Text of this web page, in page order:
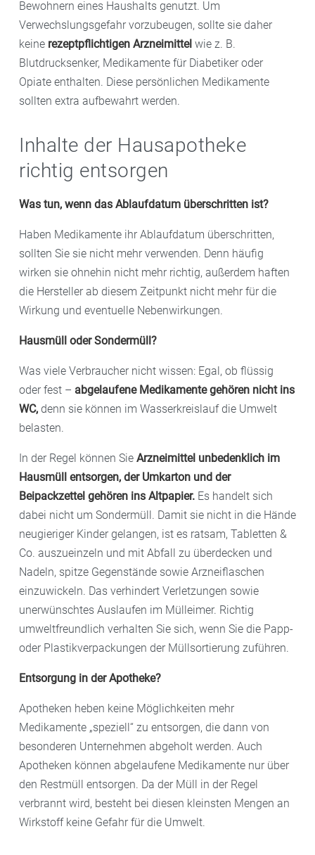
Bewohnern eines Haushalts genutzt. Um
Verwechslungsgefahr vorzubeugen, sollte sie daher
keine rezeptpflichtigen Arzneimittel wie z. B.
Blutdrucksenker, Medikamente für Diabetiker oder
Opiate enthalten. Diese persönlichen Medikamente
sollten extra aufbewahrt werden.
Inhalte der Hausapotheke
richtig entsorgen
Was tun, wenn das Ablaufdatum überschritten ist?
Haben Medikamente ihr Ablaufdatum überschritten,
sollten Sie sie nicht mehr verwenden. Denn häufig
wirken sie ohnehin nicht mehr richtig, außerdem haften
die Hersteller ab diesem Zeitpunkt nicht mehr für die
Wirkung und eventuelle Nebenwirkungen.
Hausmüll oder Sondermüll?
Was viele Verbraucher nicht wissen: Egal, ob flüssig
oder fest – abgelaufene Medikamente gehören nicht ins
WC, denn sie können im Wasserkreislauf die Umwelt
belasten.
In der Regel können Sie Arzneimittel unbedenklich im
Hausmüll entsorgen, der Umkarton und der
Beipackzettel gehören ins Altpapier. Es handelt sich
dabei nicht um Sondermüll. Damit sie nicht in die Hände
neugieriger Kinder gelangen, ist es ratsam, Tabletten &
Co. auszueinzeln und mit Abfall zu überdecken und
Nadeln, spitze Gegenstände sowie Arzneiflaschen
einzuwickeln. Das verhindert Verletzungen sowie
unerwünschtes Auslaufen im Mülleimer. Richtig
umweltfreundlich verhalten Sie sich, wenn Sie die Papp-
oder Plastikverpackungen der Müllsortierung zuführen.
Entsorgung in der Apotheke?
Apotheken heben keine Möglichkeiten mehr
Medikamente „speziell“ zu entsorgen, die dann von
besonderen Unternehmen abgeholt werden. Auch
Apotheken können abgelaufene Medikamente nur über
den Restmüll entsorgen. Da der Müll in der Regel
verbrannt wird, besteht bei diesen kleinsten Mengen an
Wirkstoff keine Gefahr für die Umwelt.